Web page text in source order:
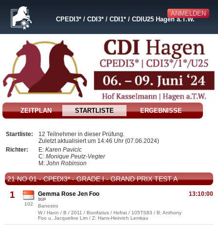
ANMELDEN
CPEDI3* / CDI3* / CDI1* / CDIU25 Hagen a.T.W.
ZEITPLAN STARTLISTE ERGEBNISSE
Startliste:
12 Teilnehmer in dieser Prüfung.
Zuletzt aktualisiert um 14:46 Uhr (07.06.2024)
Richter:
E: Karen Pavicic
C: Monique Peutz-Vegter
M: John Robinson
21 NO 01 - CPEDI3* - GRADE I - GRAND PRIX TEST A
1
102
13:10:00
Gemma Rose Jen Foo
SGP
Banestro
W / Hann / B / 2011 / Bonifatius / Hofrat / 105TS83 / B: Anthony
Foo u. Jacqueline Lim / Z: Hans-Heinrich Lemkau